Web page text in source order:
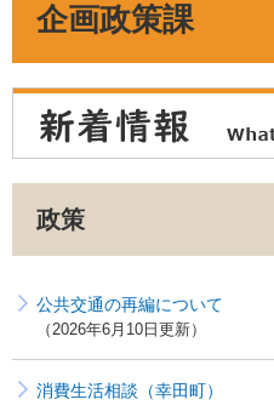
本
文
企画政策課
政策
公共交通の再編について
2026年6月10日更新
消費生活相談（幸田町）